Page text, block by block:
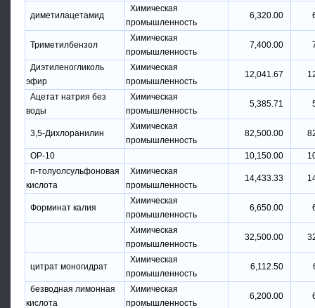
диметилацетамид
Химическая
промышленность
6,320.00
Триметилбензол
Химическая
промышленность
7,400.00
Диэтиленогликоль
эфир
Химическая
промышленность
12,041.67
Ацетат натрия без
воды
Химическая
промышленность
5,385.71
3,5-Дихлоранилин
Химическая
промышленность
82,500.00
OP-10 10,150.00
п-толуолсульфоновая
кислота
Химическая
промышленность
14,433.33
Форминат калия
Химическая
промышленность
6,650.00
Химическая
промышленность
32,500.00
цитрат моногидрат
Химическая
промышленность
6,112.50
безводная лимонная
кислота
Химическая
промышленность
6,200.00